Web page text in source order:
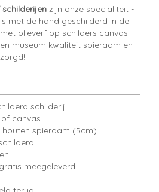
zijn onze specialiteit -
is met de hand geschilderd in de
olieverf op schilders canvas -
museum kwaliteit spieraam en
schilderij
canvas
spieraam (5cm)
meegeleverd